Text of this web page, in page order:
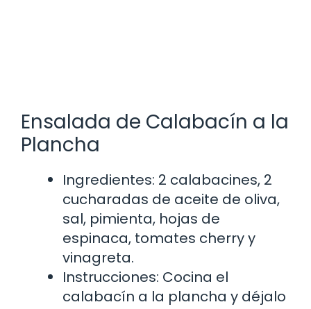
Ensalada de Calabacín a la
Plancha
Ingredientes: 2 calabacines, 2
cucharadas de aceite de oliva,
sal, pimienta, hojas de
espinaca, tomates cherry y
vinagreta.
Instrucciones: Cocina el
calabacín a la plancha y déjalo